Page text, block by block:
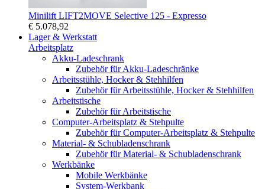
Minilift LIFT2MOVE Selective 125 - Expresso
€ 5.078,92
Lager & Werkstatt
Arbeitsplatz
Akku-Ladeschrank
Zubehör für Akku-Ladeschränke
Arbeitsstühle, Hocker & Stehhilfen
Zubehör für Arbeitsstühle, Hocker & Stehhilfen
Arbeitstische
Zubehör für Arbeitstische
Computer-Arbeitsplatz & Stehpulte
Zubehör für Computer-Arbeitsplatz & Stehpulte
Material- & Schubladenschrank
Zubehör für Material- & Schubladenschrank
Werkbänke
Mobile Werkbänke
System-Werkbank